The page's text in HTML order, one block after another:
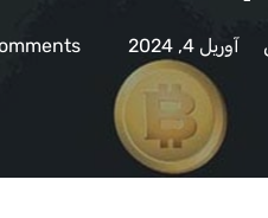
آوریل 4, 2024